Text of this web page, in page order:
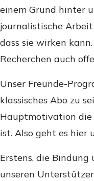
einem Grund hinter
journalistische
dass sie wirken
Recherchen auch
Unser Freunde-
klassisches Abo zu
Hauptmotivation
ist. Also geht es hier
Erstens, die
unseren